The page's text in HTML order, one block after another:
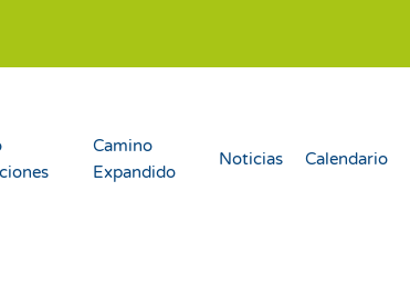
Camino
Expandido
Noticias Calendario